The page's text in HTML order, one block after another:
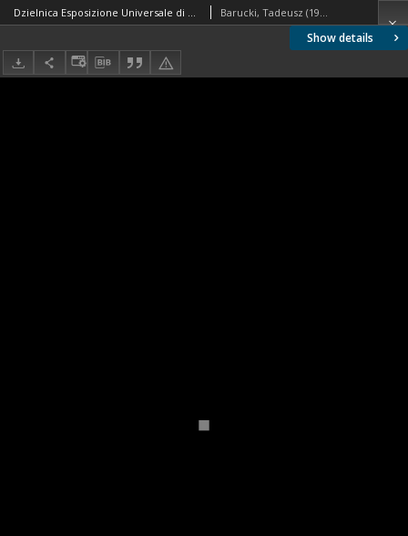
Show details
Dzielnica Esposizione Universale di Roma, Pałac Kultury Włoskiej, widok naroża budynku, Rzym, Włochy Barucki, Tadeusz (1922- ). Fotograf